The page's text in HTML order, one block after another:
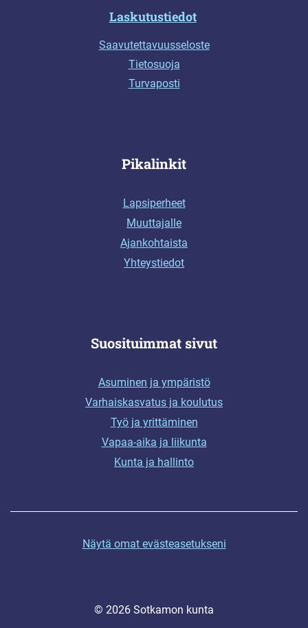
Laskutustiedot
Saavutettavuusseloste
Tietosuoja
Turvaposti
Pikalinkit
Lapsiperheet
Muuttajalle
Ajankohtaista
Yhteystiedot
Suosituimmat sivut
Asuminen ja ympäristö
Varhaiskasvatus ja koulutus
Työ ja yrittäminen
Vapaa-aika ja liikunta
Kunta ja hallinto
Näytä omat evästeasetukseni
© 2026 Sotkamon kunta